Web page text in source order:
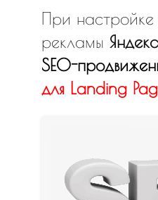
При настройке
рекламы
SEO-
для Landing